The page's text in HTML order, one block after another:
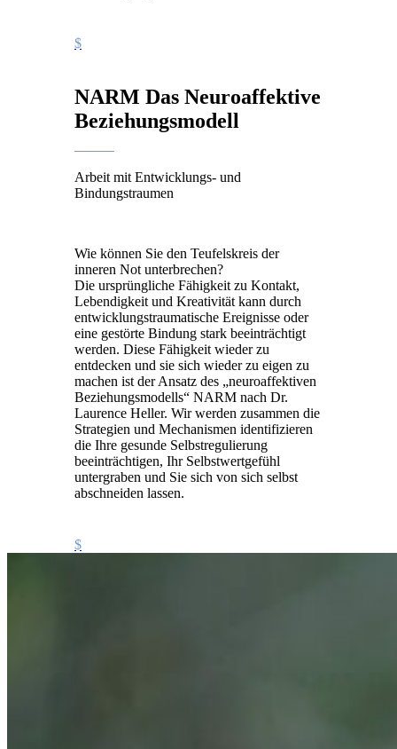
NARM Das Neuroaffektive
Beziehungsmodell
Arbeit mit Entwicklungs- und
Bindungstraumen
Wie können Sie den Teufelskreis der
inneren Not unterbrechen?
Die ursprüngliche Fähigkeit zu Kontakt,
Lebendigkeit und Kreativität kann durch
entwicklungstraumatische Ereignisse oder
eine gestörte Bindung stark beeinträchtigt
werden. Diese Fähigkeit wieder zu
entdecken und sie sich wieder zu eigen zu
machen ist der Ansatz des „neuroaffektiven
Beziehungsmodells“ NARM nach Dr.
Laurence Heller. Wir werden zusammen die
Strategien und Mechanismen identifizieren
die Ihre gesunde Selbstregulierung
beeinträchtigen, Ihr Selbstwertgefühl
untergraben und Sie sich von sich selbst
abschneiden lassen.